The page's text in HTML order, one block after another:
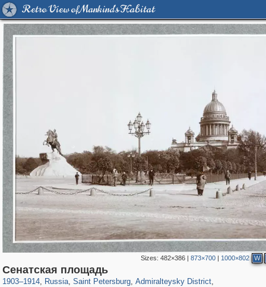
Retro View of Mankind's Habitat
Sizes:482×386 |873×700 | 1000×802 W
Сенатская площадь
1903–1914, Russia
1,406,840
, Saint Petersburg
197,173 5,709
, Admiralteysky District,
13,106 616